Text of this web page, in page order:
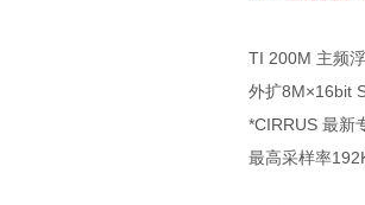
TI 200M 主频
外扩8M×16bit
*CIRRUS 最新
最高采样率